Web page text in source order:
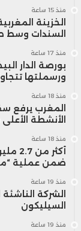
منذ 15 ساعة
السندات وسط
منذ 17 ساعة
بورصة الدار
ورسملتها تتجاوز 1.073 تريليون
منذ 18 ساعة
المغرب يرفع
الأنشطة
منذ 18 ساعة
ضمن عملية
منذ 19 ساعة
السيليكون
منذ 19 ساعة